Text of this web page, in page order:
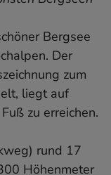
Bergsee
Der
zum
liegt auf
zu erreichen.
rund 17
Höhenmeter